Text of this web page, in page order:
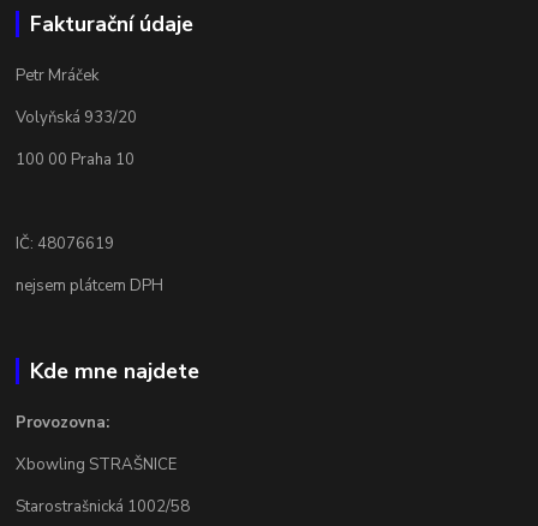
Fakturační údaje
Petr Mráček
Volyňská 933/20
100 00 Praha 10
IČ: 48076619
nejsem plátcem DPH
Kde mne najdete
Provozovna:
Xbowling STRAŠNICE
Starostrašnická 1002/58